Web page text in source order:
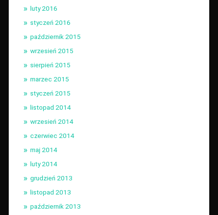
luty 2016
styczeń 2016
październik 2015
wrzesień 2015
sierpień 2015
marzec 2015
styczeń 2015
listopad 2014
wrzesień 2014
czerwiec 2014
maj 2014
luty 2014
grudzień 2013
listopad 2013
październik 2013